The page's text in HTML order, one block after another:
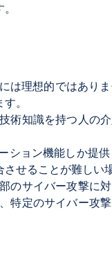
は理想的ではあり
。
術知識を持つ人の
ション機能しか提
せることが難しい
のサイバー攻撃に
特定のサイバー攻